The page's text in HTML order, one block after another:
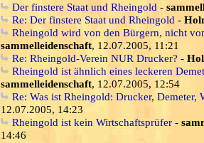
Der finstere Staat und Rheingold -
Re: Der finstere Staat und Rheingold -
Rheingold wird von den Bürgern, nicht
sammelleidenschaft, 12.07.2005, 11:21
Re: Rheingold-Verein NUR Drucker? -
Rheingold ist ähnlich eines leckeren
sammelleidenschaft, 12.07.2005, 12:54
Re: Was ist Rheingold: Drucker, Demeter,
12.07.2005, 14:23
Rheingold ist kein Wirtschaftsprüfer -
14:46